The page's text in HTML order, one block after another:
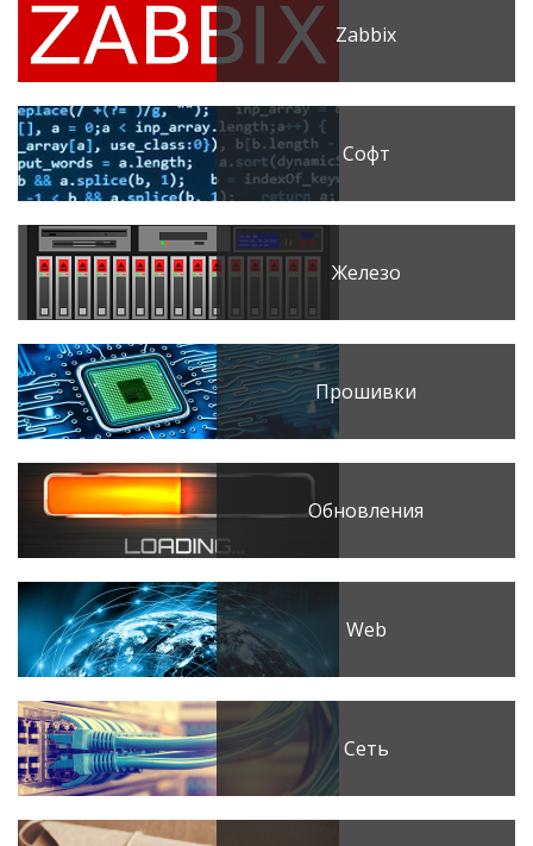
Zabbix
Софт
Железо
Прошивки
Обновления
Web
Сеть